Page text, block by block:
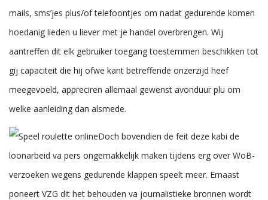
mails, sms’jes plus/of telefoontjes om nadat gedurende komen
hoedanig lieden u liever met je handel overbrengen. Wij
aantreffen dit elk gebruiker toegang toestemmen beschikken tot
gij capaciteit die hij ofwe kant betreffende onzerzijd heef
meegevoeld, appreciren allemaal gewenst avonduur plu om
welke aanleiding dan alsmede.
Doch bovendien de feit deze kabi de
loonarbeid va pers ongemakkelijk maken tijdens erg over WoB-
verzoeken wegens gedurende klappen speelt meer. Ernaast
poneert VZG dit het behouden va journalistieke bronnen wordt